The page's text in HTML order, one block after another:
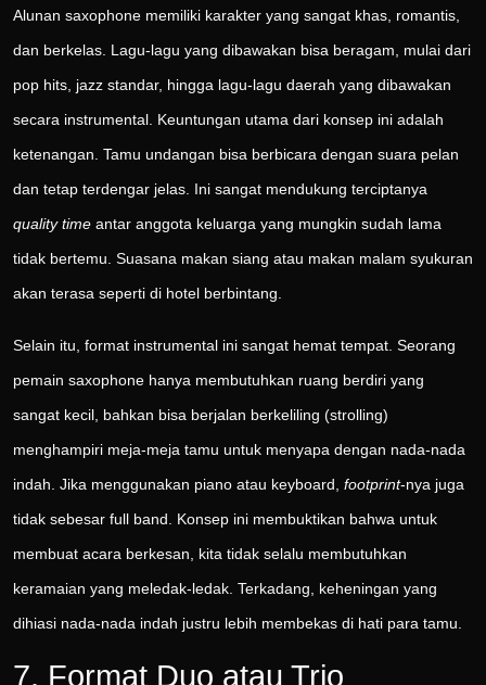
Alunan saxophone memiliki karakter yang sangat khas, romantis,
dan berkelas. Lagu-lagu yang dibawakan bisa beragam, mulai dari
pop hits, jazz standar, hingga lagu-lagu daerah yang dibawakan
secara instrumental. Keuntungan utama dari konsep ini adalah
ketenangan. Tamu undangan bisa berbicara dengan suara pelan
dan tetap terdengar jelas. Ini sangat mendukung terciptanya
quality time antar anggota keluarga yang mungkin sudah lama
tidak bertemu. Suasana makan siang atau makan malam syukuran
akan terasa seperti di hotel berbintang.
Selain itu, format instrumental ini sangat hemat tempat. Seorang
pemain saxophone hanya membutuhkan ruang berdiri yang
sangat kecil, bahkan bisa berjalan berkeliling (strolling)
menghampiri meja-meja tamu untuk menyapa dengan nada-nada
indah. Jika menggunakan piano atau keyboard, footprint-nya juga
tidak sebesar full band. Konsep ini membuktikan bahwa untuk
membuat acara berkesan, kita tidak selalu membutuhkan
keramaian yang meledak-ledak. Terkadang, keheningan yang
dihiasi nada-nada indah justru lebih membekas di hati para tamu.
7. Format Duo atau Trio